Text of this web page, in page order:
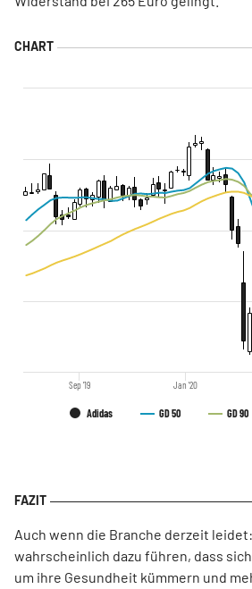
Adidas GD 50 GD 90
Jan '20
Sep '19
Auch wenn die Branche derzeit
wahrscheinlich dazu führen, dass
um ihre Gesundheit kümmern und